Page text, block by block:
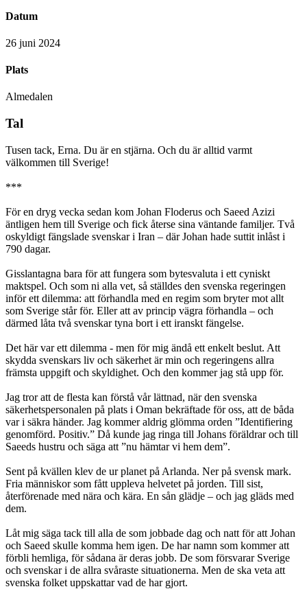
Datum
26 juni 2024
Plats
Almedalen
Tal
Tusen tack, Erna. Du är en stjärna. Och du är alltid varmt
välkommen till Sverige!
***
För en dryg vecka sedan kom Johan Floderus och Saeed Azizi
äntligen hem till Sverige och fick återse sina väntande familjer. Två
oskyldigt fängslade svenskar i Iran – där Johan hade suttit inlåst i
790 dagar.
Gisslantagna bara för att fungera som bytesvaluta i ett cyniskt
maktspel. Och som ni alla vet, så ställdes den svenska regeringen
inför ett dilemma: att förhandla med en regim som bryter mot allt
som Sverige står för. Eller att av princip vägra förhandla – och
därmed låta två svenskar tyna bort i ett iranskt fängelse.
Det här var ett dilemma - men för mig ändå ett enkelt beslut. Att
skydda svenskars liv och säkerhet är min och regeringens allra
främsta uppgift och skyldighet. Och den kommer jag stå upp för.
Jag tror att de flesta kan förstå vår lättnad, när den svenska
säkerhetspersonalen på plats i Oman bekräftade för oss, att de båda
var i säkra händer. Jag kommer aldrig glömma orden ”Identifiering
genomförd. Positiv.” Då kunde jag ringa till Johans föräldrar och till
Saeeds hustru och säga att ”nu hämtar vi hem dem”.
Sent på kvällen klev de ur planet på Arlanda. Ner på svensk mark.
Fria människor som fått uppleva helvetet på jorden. Till sist,
återförenade med nära och kära. En sån glädje – och jag gläds med
dem.
Låt mig säga tack till alla de som jobbade dag och natt för att Johan
och Saeed skulle komma hem igen. De har namn som kommer att
förbli hemliga, för sådana är deras jobb. De som försvarar Sverige
och svenskar i de allra svåraste situationerna. Men de ska veta att
svenska folket uppskattar vad de har gjort.